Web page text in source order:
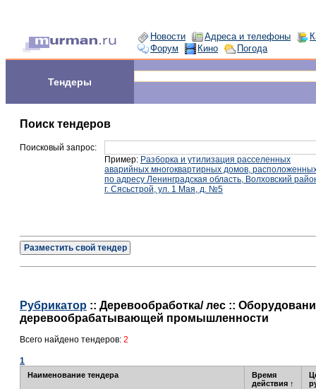
Новости Адреса и телефоны
Форум
Кино Погода
Тендеры
Поиск тендеров
Поисковый запрос:
Пример: Разборка и утилизация расселенных
аварийных многоквартирных домов,
по адресу Ленинградская область, Волховский
г. Сясьстрой, ул. 1 Мая, д. №5
Разместить свой тендер
Рубрикатор :: Деревообработка/ лес ::
деревообрабатывающей промышленности
Всего найдено тендеров: 2
1
Наименование тендера
Время
действия ↑